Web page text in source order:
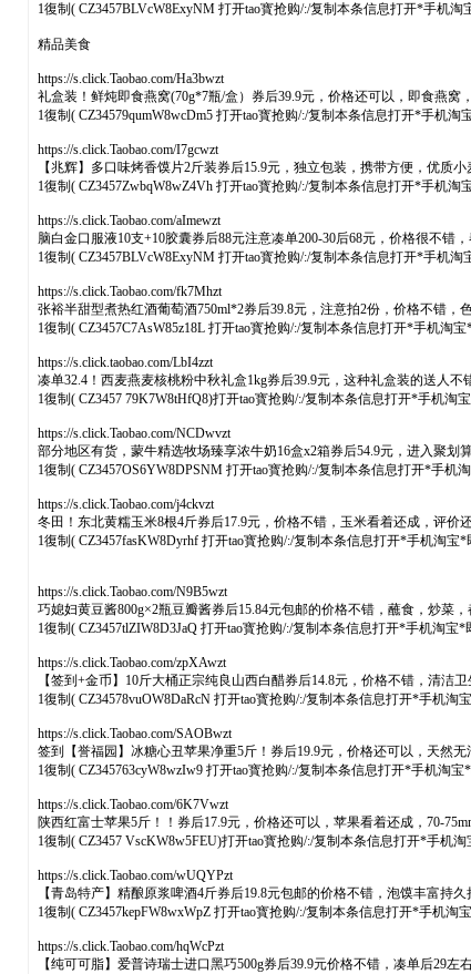
1復制( CZ3457BLVcW8ExyNM 打开tao寳抢购/:/复制本条信息打开*手机淘
精品美食
https://s.click.Taobao.com/Ha3bwzt
礼盒装！鲜炖即食燕窝(70g*7瓶/盒）券后39.9元，价格还可以，即食燕
1復制( CZ34579qumW8wcDm5 打开tao寳抢购/:/复制本条信息打开*手机淘
https://s.click.Taobao.com/I7gcwzt
【兆辉】多口味烤香馍片2斤装券后15.9元，独立包装，携带方便，优
1復制( CZ3457ZwbqW8wZ4Vh 打开tao寳抢购/:/复制本条信息打开*手机淘
https://s.click.Taobao.com/aImewzt
脑白金口服液10支+10胶囊券后88元注意凑单200-30后68元，价格很不
1復制( CZ3457BLVcW8ExyNM 打开tao寳抢购/:/复制本条信息打开*手机淘
https://s.click.Taobao.com/fk7Mhzt
张裕半甜型煮热红酒葡萄酒750ml*2券后39.8元，注意拍2份，价格不错
1復制( CZ3457C7AsW85z18L 打开tao寳抢购/:/复制本条信息打开*手机淘
https://s.click.taobao.com/LbI4zzt
凑单32.4！西麦燕麦核桃粉中秋礼盒1kg券后39.9元，这种礼盒装的送人不
1復制( CZ3457 79K7W8tHfQ8)打开tao寳抢购/:/复制本条信息打开*手机淘
https://s.click.Taobao.com/NCDwvzt
部分地区有货，蒙牛精选牧场臻享浓牛奶16盒x2箱券后54.9元，进入聚
1復制( CZ3457OS6YW8DPSNM 打开tao寳抢购/:/复制本条信息打开*手机
https://s.click.Taobao.com/j4ckvzt
冬田！东北黄糯玉米8根4斤券后17.9元，价格不错，玉米看着还成，评价
1復制( CZ3457fasKW8Dyrhf 打开tao寳抢购/:/复制本条信息打开*手机淘宝*
https://s.click.Taobao.com/N9B5wzt
巧媳妇黄豆酱800g×2瓶豆瓣酱券后15.84元包邮的价格不错，蘸食，炒菜
1復制( CZ3457tlZIW8D3JaQ 打开tao寳抢购/:/复制本条信息打开*手机淘宝*
https://s.click.Taobao.com/zpXAwzt
【签到+金币】10斤大桶正宗纯良山西白醋券后14.8元，价格不错，清洁
1復制( CZ34578vuOW8DaRcN 打开tao寳抢购/:/复制本条信息打开*手机淘
https://s.click.Taobao.com/SAOBwzt
签到【誉福园】冰糖心丑苹果净重5斤！券后19.9元，价格还可以，天然
1復制( CZ345763cyW8wzIw9 打开tao寳抢购/:/复制本条信息打开*手机淘宝
https://s.click.Taobao.com/6K7Vwzt
陕西红富士苹果5斤！！券后17.9元，价格还可以，苹果看着还成，70-
1復制( CZ3457 VscKW8w5FEU)打开tao寳抢购/:/复制本条信息打开*手机
https://s.click.Taobao.com/wUQYPzt
【青岛特产】精酿原浆啤酒4斤券后19.8元包邮的价格不错，泡馍丰富
1復制( CZ3457kepFW8wxWpZ 打开tao寳抢购/:/复制本条信息打开*手机淘
https://s.click.Taobao.com/hqWcPzt
【纯可可脂】爱普诗瑞士进口黑巧500g券后39.9元价格不错，凑单后29